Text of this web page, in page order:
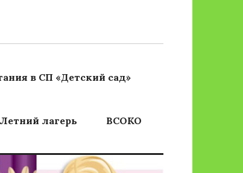
в СП «Детский сад»
Летний лагерь
ВСОКО